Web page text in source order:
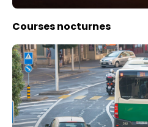
Courses nocturnes